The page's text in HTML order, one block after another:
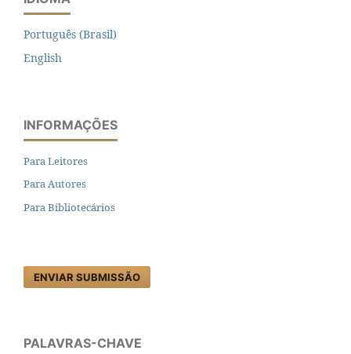
Português (Brasil)
English
INFORMAÇÕES
Para Leitores
Para Autores
Para Bibliotecários
ENVIAR SUBMISSÃO
PALAVRAS-CHAVE